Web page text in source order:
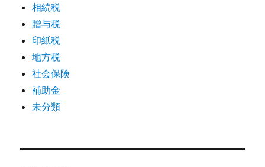
相続税
贈与税
印紙税
地方税
社会保険
補助金
未分類